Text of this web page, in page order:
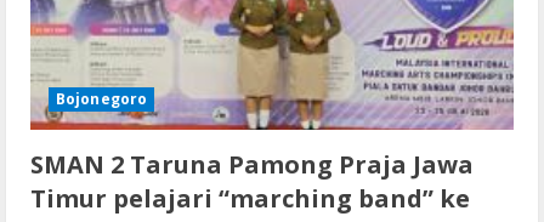
Bojonegoro
SMAN 2 Taruna Pamong Praja Jawa
Timur pelajari “marching band” ke